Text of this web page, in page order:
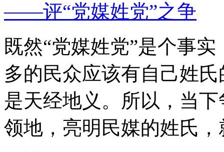
——评“党媒姓党”之争
既然“党媒姓党”是个事
多的民众应该有自己姓
是天经地义。所以，当
领地，亮明民媒的姓氏